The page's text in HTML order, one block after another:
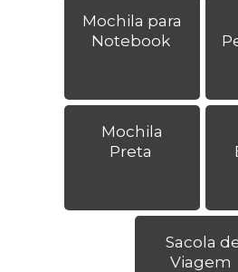
Mochila para
Notebook
Mochila
Preta
Sacola
Viagem